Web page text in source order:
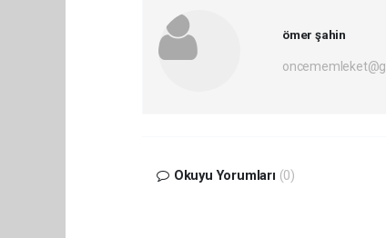
ömer şahin
Okuyu Yorumları (0)